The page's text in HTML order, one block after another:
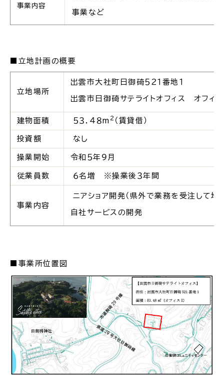
届出・手続・申請 税金
ライフライン 公共交通
公共施設
事業内容
事業など
■立地計画の概要
立地場所
出雲市大社町日御碕５２１番地１
出雲市日御碕サテライトオフィス オフィス
建物面積 ５３．４８m 2 （賃貸借）
投資額 なし
操業開始 令和５年９月
従業員数 ６名増 ※操業後３年間
事業内容
ニアショア開発（県外で業務を受注して地
自社サービスの開発
■事業所位置図